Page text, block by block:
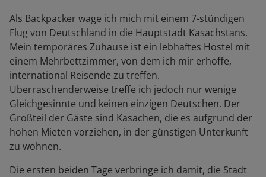
Als Backpacker wage ich mich mit einem 7-stündigen
Flug von Deutschland in die Hauptstadt Kasachstans.
Mein temporäres Zuhause ist ein lebhaftes Hostel mit
einem Mehrbettzimmer, von dem ich mir erhoffe,
international Reisende zu treffen.
Überraschenderweise treffe ich jedoch nur wenige
Gleichgesinnte und keinen einzigen Deutschen. Der
Großteil der Gäste sind Kasachen, die es aufgrund der
hohen Mieten vorziehen, in der günstigen Unterkunft
zu wohnen.
Die ersten beiden Tage verbringe ich damit, die Stadt